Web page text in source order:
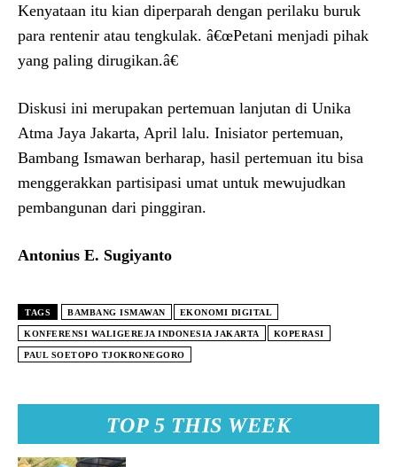
TOP 5 THIS WEEK
Kenyataan itu kian diperparah dengan perilaku buruk
para rentenir atau tengkulak. â€œPetani menjadi pihak
yang paling dirugikan.â€
Diskusi ini merupakan pertemuan lanjutan di Unika
Atma Jaya Jakarta, April lalu. Inisiator pertemuan,
Bambang Ismawan berharap, hasil pertemuan itu bisa
menggerakkan partisipasi umat untuk mewujudkan
pembangunan dari pinggiran.
Antonius E. Sugiyanto
TAGS BAMBANG ISMAWAN EKONOMI DIGITAL
KONFERENSI WALIGEREJA INDONESIA JAKARTA KOPERASI
PAUL SOETOPO TJOKRONEGORO